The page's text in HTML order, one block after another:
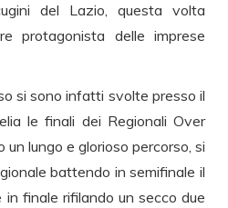
del Lazio, questa volta
protagonista delle imprese
si sono infatti svolte presso il
le finali dei Regionali Over
un lungo e glorioso percorso, si
battendo in semifinale il
in finale rifilando un secco due